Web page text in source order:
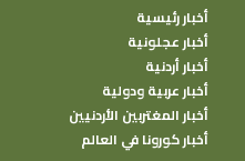
أخبار رئيسية
أخبار عجلونية
أخبار أردنية
أخبار عربية ودولية
أخبار المغتربين الأردنيين
أخبار كورونا في العالم